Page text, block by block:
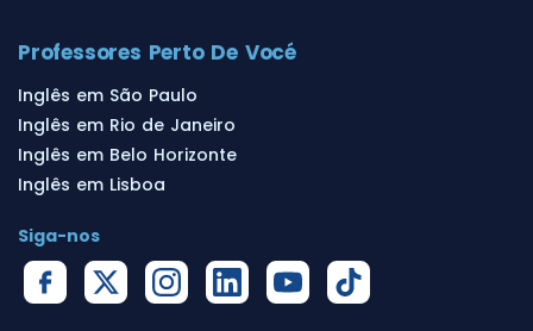
Professores Perto De Vocé
Inglês em São Paulo
Inglês em Rio de Janeiro
Inglês em Belo Horizonte
Inglês em Lisboa
Siga-nos